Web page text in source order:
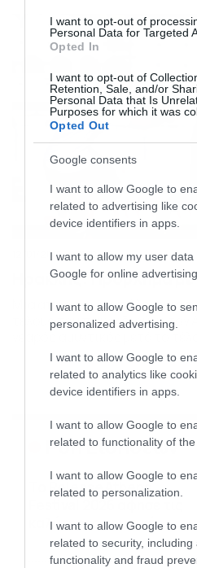
I want to opt-out of
Personal Data for Targeted
Opted In
I want to opt-out of
Retention, Sale, and/or
Personal Data that Is
Purposes for which it was
Opted Out
Google consents
I want to allow Google to
related to advertising like
device identifiers in apps.
I want to allow my user
Google for online
I want to allow Google to
personalized advertising.
I want to allow Google to
related to analytics like
device identifiers in apps.
I want to allow Google to
related to functionality of
I want to allow Google to
related to personalization.
I want to allow Google to
related to security, including
functionality and fraud
άπαντες περιμένουν με
μαγνητικής για να δουν το
επόμενες ώρες θα […]
12/01/2015 13:10
Ηρακλής: Πρόβλημα με
Μία απρόσμενη απώλεια για
τέλους του παιχνιδιού με
αναμέτρησης (12/1)με τον
διάστρεμμα. Σύμφωνα με τις
πρόκειται για ελαφρύ
πλησιάζει και κατά τη
θα διαπιστωθεί αν […]
Ροή Ειδήσεων
Το Release Athens
Festival 2026 άφησε τις
καλύτερες μουσικές
αναμνήσεις
05/08/2026 21:23